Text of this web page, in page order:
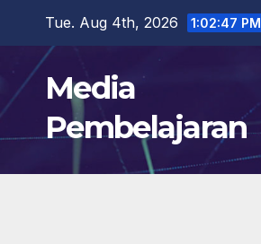
content
Tue. Aug 4th, 2026 1:02:48 PM
Media
Pembelajaran